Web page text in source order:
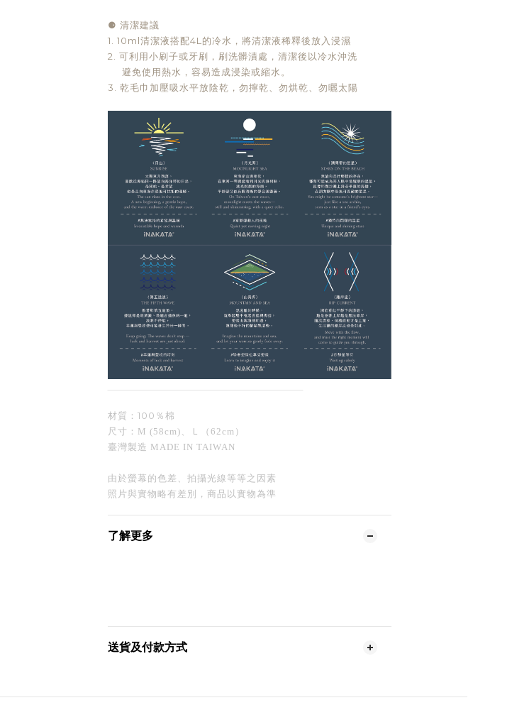
⚈ 清潔建議
1. 10ml清潔液搭配4L的冷水，將清潔液稀釋後放入浸濕
2. 可利用小刷子或牙刷，刷洗髒漬處，清潔後以冷水沖洗
避免使用熱水，容易造成浸染或縮水。
3. 乾毛巾加壓吸水平放陰乾，勿擰乾、勿烘乾、勿曬太陽
材質：100％棉
尺寸：M (58cm)、Ｌ（62cm）
臺灣製造 MADE IN TAIWAN
由於螢幕的色差、拍攝光線等等之因素
照片與實物略有差別， 商品以實物為準
了解更多
送貨及付款方式